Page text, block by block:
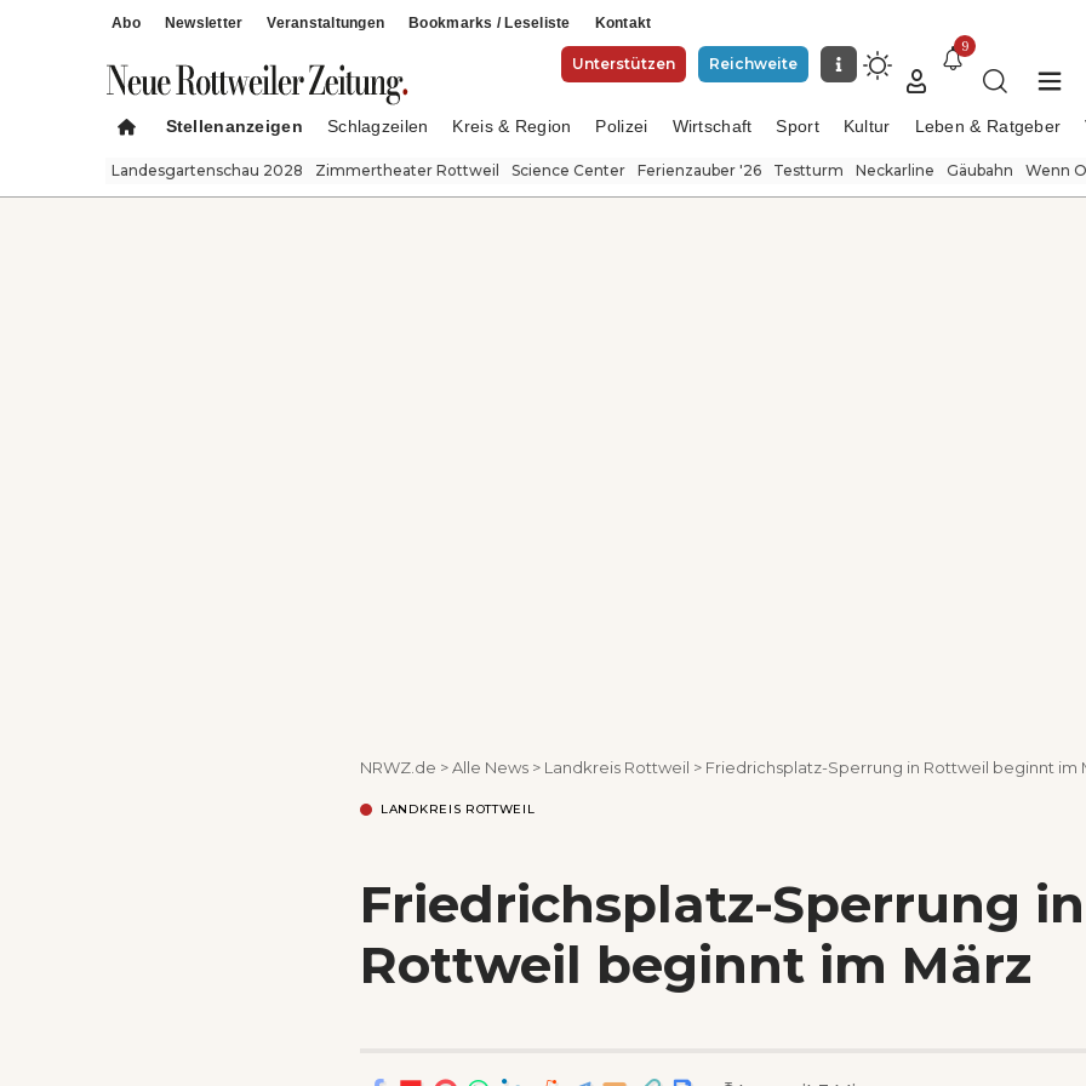
Abo Newsletter Veranstaltungen Bookmarks / Leseliste Kontakt
Unterstützen Reichweite
9
Stellenanzeigen Schlagzeilen Kreis & Region Polizei Wirtschaft Sport Kultur Leben & Ratgeber
Landesgartenschau 2028 Zimmertheater Rottweil Science Center Ferienzauber '26 Testturm Neckarline Gäubahn Wenn
NRWZ.de >Alle News > Landkreis Rottweil > Friedrichsplatz-Sperrung in Rottweil beginnt im
LANDKREIS ROTTWEIL
Friedrichsplatz-Sperrung in
Rottweil beginnt im März